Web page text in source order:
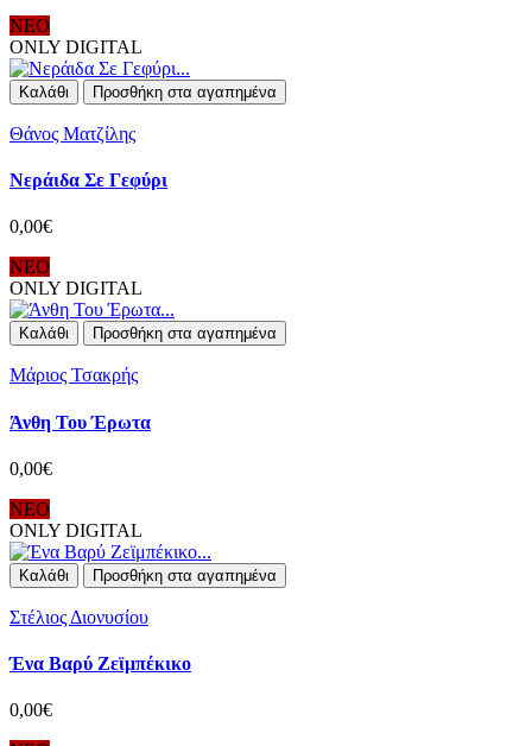
ΝΕΟ
ONLY DIGITAL
Καλάθι Προσθήκη στα αγαπημένα
Θάνος Ματζίλης
Νεράιδα Σε Γεφύρι
0,00€
ΝΕΟ
ONLY DIGITAL
Καλάθι Προσθήκη στα αγαπημένα
Μάριος Τσακρής
Άνθη Του Έρωτα
0,00€
ΝΕΟ
ONLY DIGITAL
Καλάθι Προσθήκη στα αγαπημένα
Στέλιος Διονυσίου
Ένα Βαρύ Ζεϊμπέκικο
0,00€